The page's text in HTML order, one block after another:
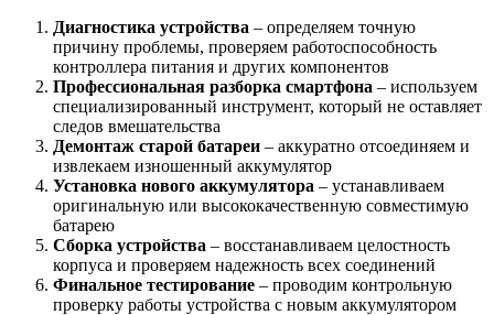
Диагностика устройства – определяем точную
причину проблемы, проверяем работоспособность
контроллера питания и других компонентов
Профессиональная разборка смартфона – используем
специализированный инструмент, который не оставляет
следов вмешательства
Демонтаж старой батареи – аккуратно отсоединяем и
извлекаем изношенный аккумулятор
Установка нового аккумулятора – устанавливаем
оригинальную или высококачественную совместимую
батарею
Сборка устройства – восстанавливаем целостность
корпуса и проверяем надежность всех соединений
Финальное тестирование – проводим контрольную
проверку работы устройства с новым аккумулятором